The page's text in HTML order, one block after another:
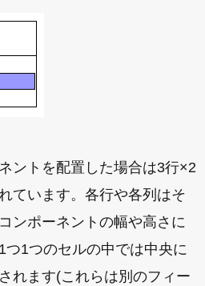
ントを配置した場合は3行×2
ています。各行や各列はそ
ンポーネントの幅や高さに
1つのセルの中では中央に
れます(これらは別のフィー